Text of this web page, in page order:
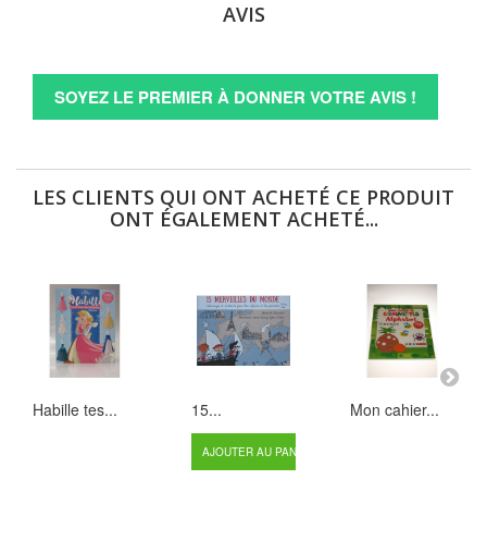
AVIS
SOYEZ LE PREMIER À DONNER VOTRE AVIS !
LES CLIENTS QUI ONT ACHETÉ CE PRODUIT
ONT ÉGALEMENT ACHETÉ...
Habille tes... 15...
AJOUTER AU PANIER
Mon cahier...